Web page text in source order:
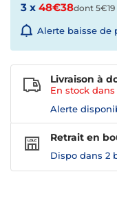
3 x 48€38dont 5€19
Alerte baisse de
Livraison à
En stock dans
Alerte
Retrait en
Dispo dans 2